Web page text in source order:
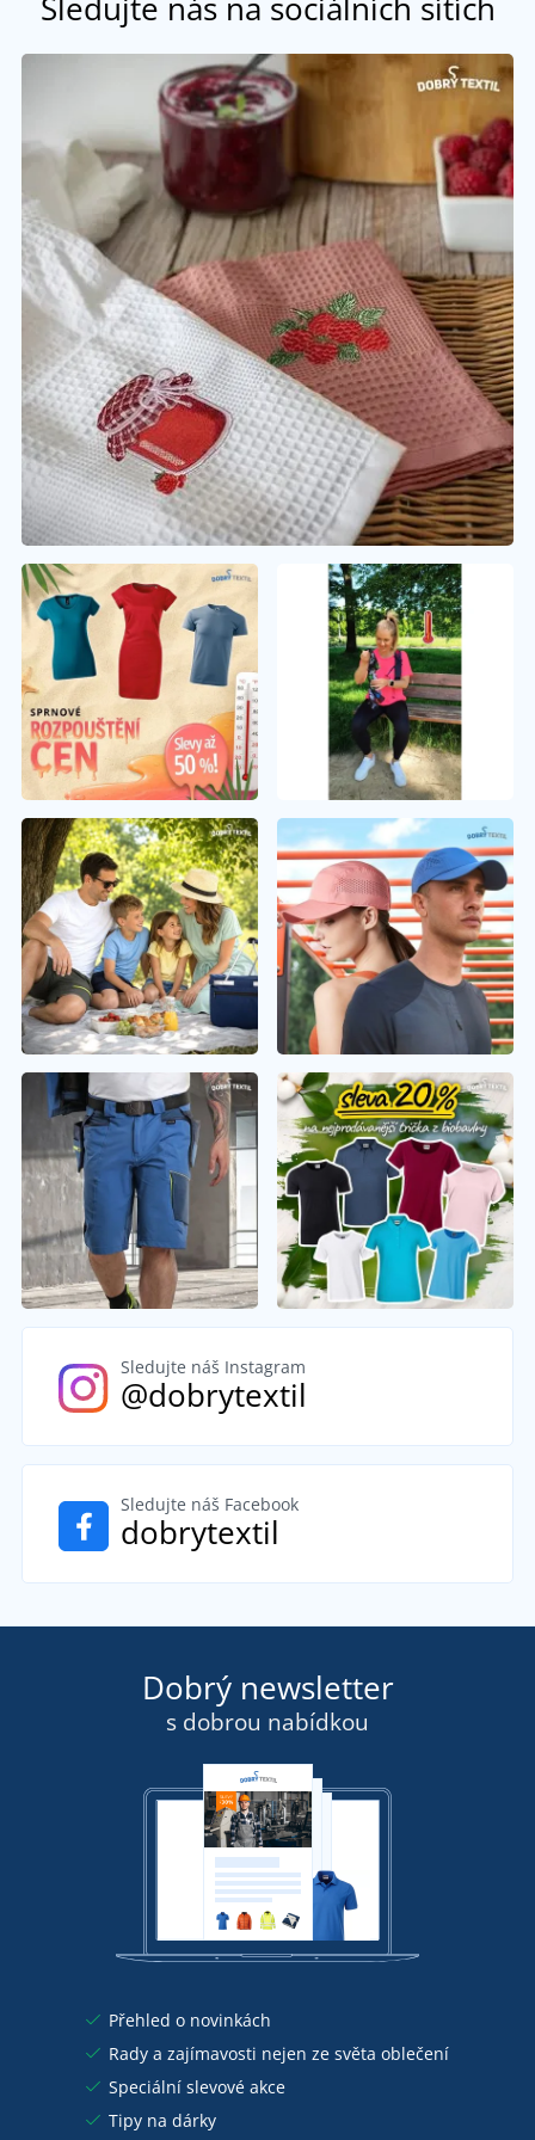
Sledujte náš Instagram
@dobrytextil
Sledujte náš Facebook
dobrytextil
Dobrý newsletter
s dobrou nabídkou
Přehled o novinkách
Rady a zajímavosti nejen ze světa oblečení
Speciální slevové akce
Tipy na dárky